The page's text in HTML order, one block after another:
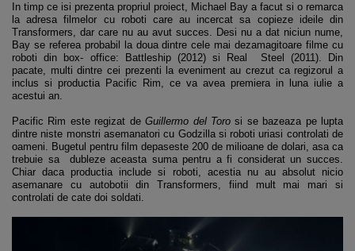
In timp ce isi prezenta propriul proiect, Michael Bay a facut si o remarca
la adresa filmelor cu roboti care au incercat sa copieze ideile din
Transformers, dar care nu au avut succes. Desi nu a dat niciun nume,
Bay se referea probabil la doua dintre cele mai dezamagitoare filme cu
roboti din box- office: Battleship (2012) si Real Steel (2011). Din
pacate, multi dintre cei prezenti la eveniment au crezut ca regizorul a
inclus si productia Pacific Rim, ce va avea premiera in luna iulie a
acestui an.
Pacific Rim este regizat deGuillermo del Torosi se bazeaza pe lupta
dintre niste monstri asemanatori cu Godzilla si roboti uriasi controlati de
oameni. Bugetul pentru film depaseste 200 de milioane de dolari, asa ca
trebuie sa dubleze aceasta suma pentru a fi considerat un succes.
Chiar daca productia include si roboti, acestia nu au absolut nicio
asemanare cu autobotii din Transformers, fiind mult mai mari si
controlati de cate doi soldati.